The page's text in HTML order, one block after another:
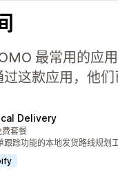
最常用的应
这款应用，他
Delivery
费套餐
跟踪功能的本地发货路线规划